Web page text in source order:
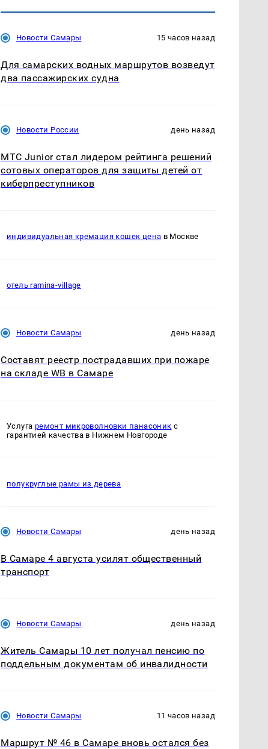
Новости Самары 15 часов назад
Для самарских водных маршрутов возведут
два пассажирских судна
Новости России день назад
МТС Junior стал лидером рейтинга решений
сотовых операторов для защиты детей от
киберпреступников
индивидуальная кремация кошек цена в Москве
отель ramina-village
Новости Самары день назад
Составят реестр пострадавших при пожаре
на складе WB в Самаре
Услуга ремонт микроволновки панасоник с
гарантией качества в Нижнем Новгороде
полукруглые рамы из дерева
Новости Самары день назад
В Самаре 4 августа усилят общественный
транспорт
Новости Самары день назад
Житель Самары 10 лет получал пенсию по
поддельным документам об инвалидности
Новости Самары 11 часов назад
Маршрут № 46 в Самаре вновь остался без